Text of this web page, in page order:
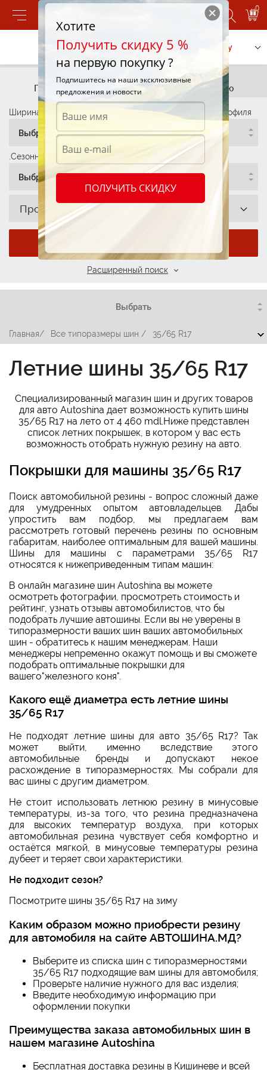
0
Позвонить Заказать услугу
Подбор шин
По параметрам
Подбор шин
По автомобилю
Ширина профиля
Выбрать
Высота Профиля
Выбрать
Диаметр Профиля
Выбрать
.Сезонность
Выбрать
Производитель
Расширенный поиск
Главная/ Все типоразмеры шин / 35/65 R17
Летние шины 35/65 R17
Специализированный магазин шин и других товаров
для авто Autoshina дает возможность купить шины
35/65 R17 на лето от 4 460 mdl.Ниже представлен
список летних покрышек, в котором у вас есть
возможность отобрать нужную резину на авто.
Покрышки для машины 35/65 R17
Поиск автомобильной резины - вопрос сложный даже
для умудренных опытом автовладельцев. Дабы
упростить вам подбор, мы предлагаем вам
рассмотреть готовый перечень резины по основным
габаритам, наиболее оптимальным для вашей машины.
Шины для машины с параметрами 35/65 R17
относятся к нижеприведенным типам машин:
В онлайн магазине шин Autoshina вы можете
осмотреть фотографии, просмотреть стоимость и
рейтинг, узнать отзывы автомобилистов, что бы
подобрать лучшие автошины. Если вы не уверены в
типоразмерности ваших шин ваших автомобильных
шин - обратитесь к нашим менеджерам. Наши
менеджеры непременно окажут помощь и вы сможете
подобрать оптимальные покрышки для
вашего"железного коня".
Какого ещё диаметра есть летние шины
35/65 R17
Не подходят летние шины для авто 35/65 R17? Так
может выйти, именно вследствие этого
автомобильные бренды и допускают некое
расхождение в типоразмерностях. Мы собрали для
вас шины с другим диаметром.
Не стоит использовать летнюю резину в минусовые
температуры, из-за того, что резина предназначена
для высоких температур воздуха, при которых
автомобильная резина чувствует себя комфортно и
остаётся мягкой, в минусовые температуры резина
дубеет и теряет свои характеристики.
Не подходит сезон?
Посмотрите шины 35/65 R17 на зиму
Каким образом можно приобрести резину
для автомобиля на сайте АВТОШИНА.МД?
Выберите из списка шин с типоразмерностями
35/65 R17 подходящие вам шины для автомобиля;
Проверьте наличие нужного для вас изделия;
Введите необходимую информацию при
оформлении покупки
Преимущества заказа автомобильных шин в
нашем магазине Autoshina
Бесплатная доставка резины в Кишиневе и всей
Хотите
Получить скидку 5 %
на первую покупку ?
Подпишитесь на наши эксклюзивные
предложения и новости
ПОЛУЧИТЬ СКИДКУ